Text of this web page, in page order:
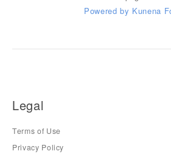
Powered by Kunena
Legal
Terms of Use
Privacy Policy